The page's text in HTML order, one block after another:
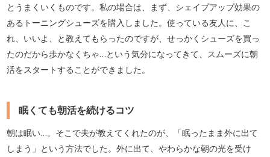
とうまくいくものです。私の場合は、まず、シェイプアップ効果の
あるトーニングシューズを購入しました。使っている友人に、こ
れ、いいよ、と教えてもらったのですが、せっかくシューズを買っ
たのだから歩かなくちゃ…という気分になってきて、スムーズに朝
活をスタートすることができました。
眠くても朝活を続けるコツ
朝は眠い…。そこで夫が教えてくれたのが、「眠ったまま外に出て
しまう」という方法でした。外に出て、やわらかな朝の光を受け